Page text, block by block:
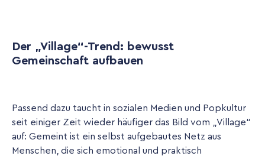
Der „Village“-Trend: bewusst
Gemeinschaft aufbauen
Passend dazu taucht in sozialen Medien und Popkultur
seit einiger Zeit wieder häufiger das Bild vom „Village“
auf: Gemeint ist ein selbst aufgebautes Netz aus
Menschen, die sich emotional und praktisch